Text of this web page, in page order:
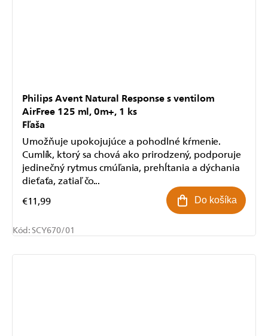
Philips Avent Natural Response s ventilom
AirFree 125 ml, 0m+, 1 ks
Fľaša
€11,99 Do košíka
Umožňuje upokojujúce a pohodlné kŕmenie.
Cumlík, ktorý sa chová ako prirodzený, podporuje
jedinečný rytmus cmúľania, prehĺtania a dýchania
dieťaťa, zatiaľ čo...
Kód:SCY670/01